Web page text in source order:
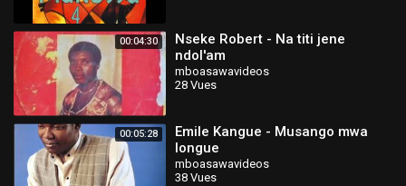
00:04:30
Nseke Robert - Na titi jene
ndol'am
mboasawavideos
28 Vues
00:05:28
Emile Kangue - Musango mwa
longue
mboasawavideos
38 Vues